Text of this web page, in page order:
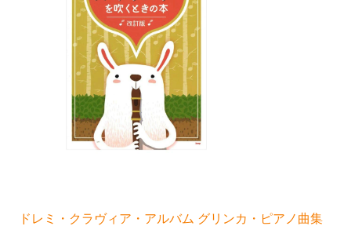
ドレミ・クラヴィア・アルバム グリンカ・ピアノ曲集